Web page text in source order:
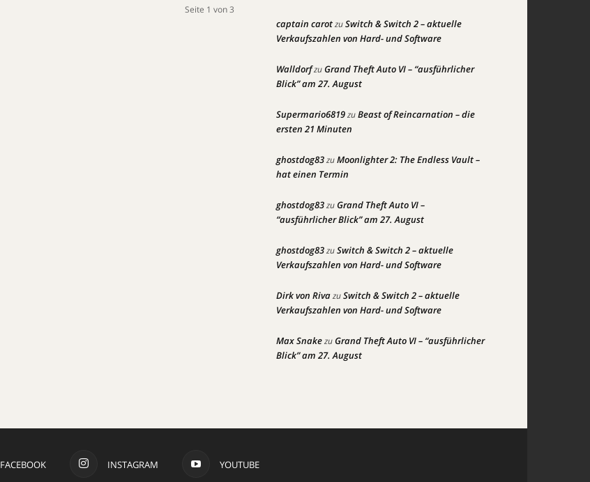
Seite 1 von 3
captain carotzuSwitch & Switch 2 – aktuelle
Verkaufszahlen von Hard- und Software
WalldorfzuGrand Theft Auto VI – “ausführlicher
Blick” am 27. August
Supermario6819zuBeast of Reincarnation – die
ersten 21 Minuten
ghostdog83zuMoonlighter 2: The Endless Vault –
hat einen Termin
ghostdog83zuGrand Theft Auto VI –
“ausführlicher Blick” am 27. August
ghostdog83zuSwitch & Switch 2 – aktuelle
Verkaufszahlen von Hard- und Software
Dirk von RivazuSwitch & Switch 2 – aktuelle
Verkaufszahlen von Hard- und Software
Max SnakezuGrand Theft Auto VI – “ausführlicher
Blick” am 27. August
FACEBOOK INSTAGRAM YOUTUBE